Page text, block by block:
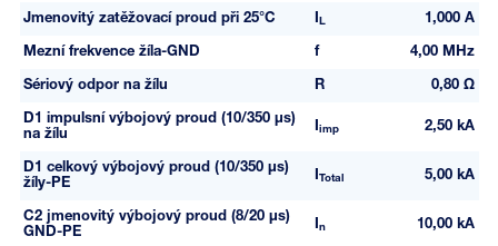
Jmenovitý zatěžovací proud při 25°C L 1,000 A
Mezní frekvence žíla-GND f 4,00 MHz
Sériový odpor na žílu R 0,80 Ω
D1 impulsní výbojový proud (10/350 µs)
na žílu
imp 2,50 kA
D1 celkový výbojový proud (10/350 µs)
žíly-PE
Total 5,00 kA
C2 jmenovitý výbojový proud (8/20 µs)
GND-PE
n 10,00 kA